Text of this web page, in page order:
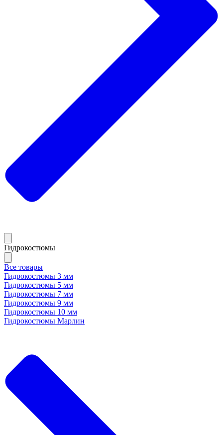
Гидрокостюмы
Все товары
Гидрокостюмы 3 мм
Гидрокостюмы 5 мм
Гидрокостюмы 7 мм
Гидрокостюмы 9 мм
Гидрокостюмы 10 мм
Гидрокостюмы Марлин